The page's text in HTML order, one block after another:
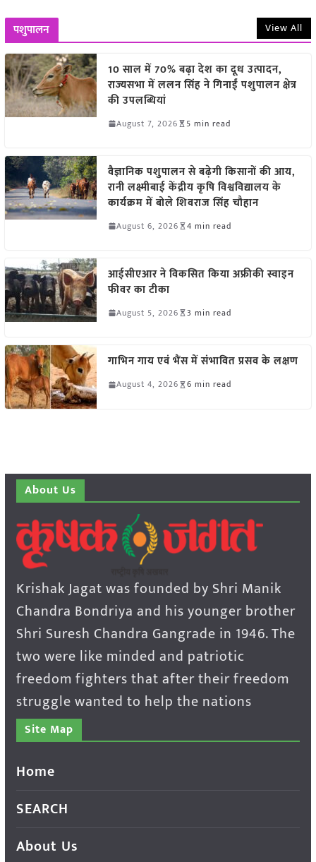
पशुपालन View All
10 साल में 70% बढ़ा देश का दूध उत्पादन,
राज्यसभा में ललन सिंह ने गिनाईं पशुपालन क्षेत्र
की उपलब्धियां
August 7, 2026 5 min read
वैज्ञानिक पशुपालन से बढ़ेगी किसानों की आय,
रानी लक्ष्मीबाई केंद्रीय कृषि विश्वविद्यालय के
कार्यक्रम में बोले शिवराज सिंह चौहान
August 6, 2026 4 min read
आईसीएआर ने विकसित किया अफ्रीकी स्वाइन
फीवर का टीका
August 5, 2026 3 min read
गाभिन गाय एवं भैंस में संभावित प्रसव के लक्षण
August 4, 2026 6 min read
About Us
Krishak Jagat was founded by Shri Manik
Chandra Bondriya and his younger brother
Shri Suresh Chandra Gangrade in 1946. The
two were like minded and patriotic
freedom fighters that after their freedom
struggle wanted to help the nations
Site Map
Home
SEARCH
About Us